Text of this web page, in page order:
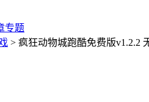
专题
> 疯狂动物城跑酷免费版v1.2.2